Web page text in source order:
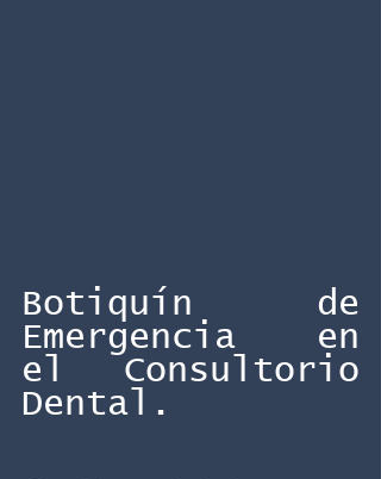
Botiquín de
Emergencia en
el Consultorio
Dental.